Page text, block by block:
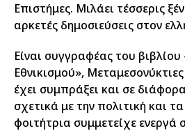
Επιστήμες. Μιλάει τέσσερις
αρκετές δημοσιεύσεις στον
Είναι συγγραφέας του
Εθνικισμού»,
έχει συμπράξει και σε
σχετικά με την πολιτική και
φοιτήτρια συμμετείχε ενεργά